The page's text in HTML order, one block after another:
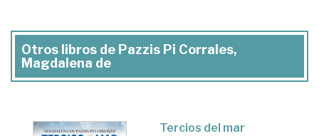
Otros libros de Pazzis Pi Corrales,
Magdalena de
Tercios del mar